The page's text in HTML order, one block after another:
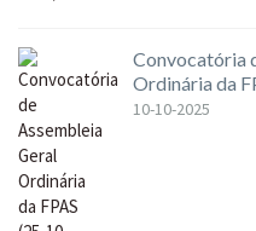
Convocatória
Ordinária da
10-10-2025